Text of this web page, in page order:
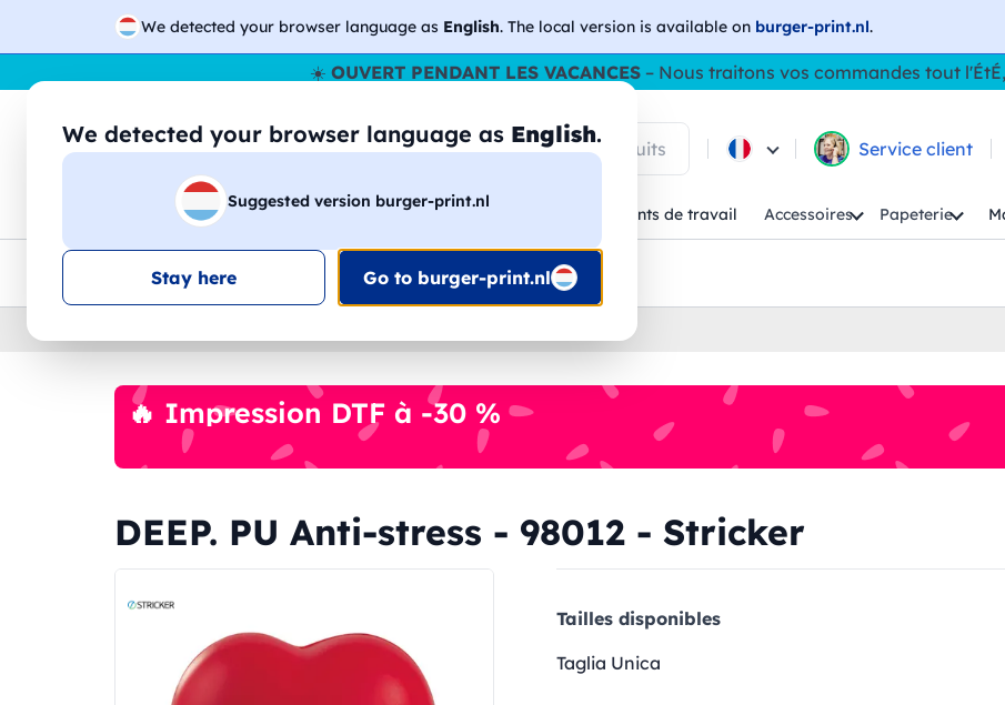
We detected your browser language as English. The local version is available on burger-print.nl.
We detected your browser language as English.
Suggested version burger-print.nl
Stay here Go to burger-print.nl
☀️ OUVERT PENDANT LES VACANCES – Nous traitons vos commandes tout l'ÉtÉ,
🔎 Recherchez parmi les produits Service client
Sweat-shirts Homme Femme Vêtements de travail Accessoires Papeterie
Livraison UERemise quantité Service clientCroquis prépresse
🔥 Impression DTF à -30 %
DEEP. PU Anti-stress - 98012 - Stricker
Tailles disponibles
Taglia Unica